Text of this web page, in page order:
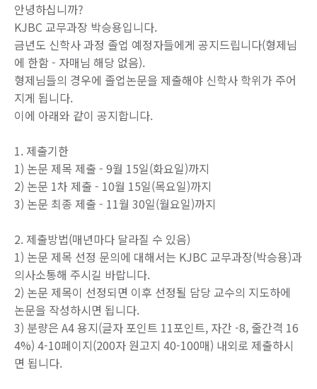
안녕하십니까?
KJBC 교무과장 박승용입니다.
금년도 신학사 과정 졸업 예정자들에게 공지드립니다(형제님
에 한함 - 자매님 해당 없음).
형제님들의 경우에 졸업논문을 제출해야 신학사 학위가 주어
지게 됩니다.
이에 아래와 같이 공지합니다.
1. 제출기한
1) 논문 제목 제출 - 9월 15일(화요일)까지
2) 논문 1차 제출 - 10월 15일(목요일)까지
3) 논문 최종 제출 - 11월 30일(월요일)까지
2. 제출방법(매년마다 달라질 수 있음)
1) 논문 제목 선정 문의에 대해서는 KJBC 교무과장(박승용)과
의사소통해 주시길 바랍니다.
2) 논문 제목이 선정되면 이후 선정될 담당 교수의 지도하에
논문을 작성하시면 됩니다.
3) 분량은 A4 용지(글자 포인트 11포인트, 자간 -8, 줄간격 16
4%) 4-10페이지(200자 원고지 40-100매) 내외로 제출하시
면 됩니다.